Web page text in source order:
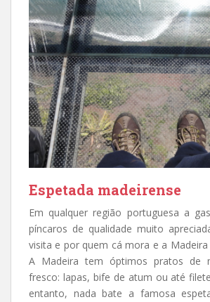
Espetada madeirense
Em qualquer região portuguesa a
píncaros de qualidade muito
visita e por quem cá mora e a Madeira
A Madeira tem óptimos pratos de
fresco: lapas, bife de atum ou até
entanto, nada bate a famosa